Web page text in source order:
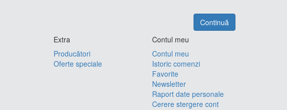
Continuă
Extra
Producători
Oferte speciale
Contul meu
Contul meu
Istoric comenzi
Favorite
Newsletter
Raport date personale
Cerere stergere cont